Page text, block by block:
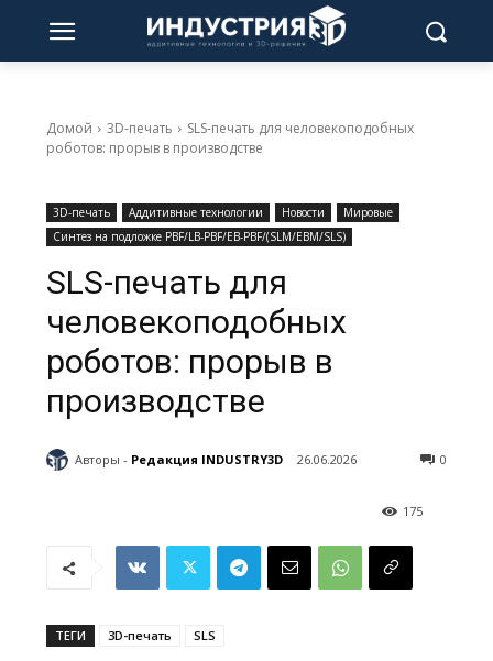
Домой 3D-печать
SLS-печать для человекоподобных
роботов: прорыв в производстве
3D-печать Аддитивные технологии Новости
Мировые
Синтез на подложке PBF/LB-PBF/EB-PBF/(SLM/EBM/SLS)
SLS-печать для
человекоподобных
роботов: прорыв в
производстве
Авторы - Редакция INDUSTRY3D 26.06.2026 0
175
ТЕГИ 3D-печать SLS